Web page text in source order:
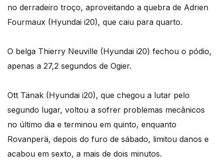
no derradeiro troço, aproveitando a quebra de Adrien
Fourmaux (Hyundai i20), que caiu para quarto.
O belga Thierry Neuville (Hyundai i20) fechou o pódio,
apenas a 27,2 segundos de Ogier.
Ott Tänak (Hyundai i20), que chegou a lutar pelo
segundo lugar, voltou a sofrer problemas mecânicos
no último dia e terminou em quinto, enquanto
Rovanperä, depois do furo de sábado, limitou danos e
acabou em sexto, a mais de dois minutos.